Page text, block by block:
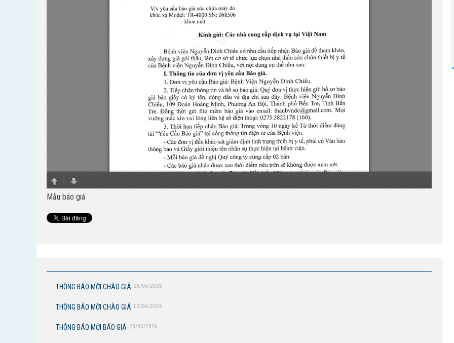
Mẫu báo giá
THÔNG BÁO MỜI CHÀO GIÁ 25/06/2026
THÔNG BÁO MỜI CHÀO GIÁ 03/06/2026
THÔNG BÁO MỜI BÁO GIÁ 20/05/2026